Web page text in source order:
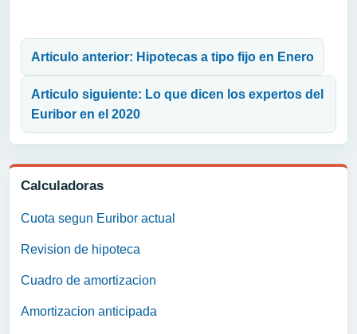
Calculadoras
Cuota segun Euribor actual
Revision de hipoteca
Cuadro de amortizacion
Amortizacion anticipada
Articulo anterior: Hipotecas a tipo fijo en Enero
Articulo siguiente: Lo que dicen los expertos del
Euribor en el 2020